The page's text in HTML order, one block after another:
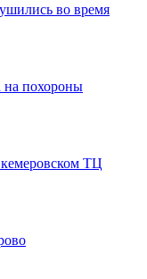
во время
на похороны
ТЦ